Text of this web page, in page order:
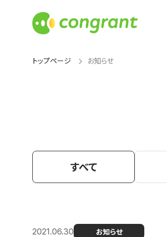
トップページ お知らせ
すべて
2021.06.30 お知らせ